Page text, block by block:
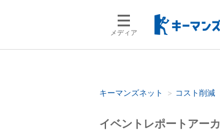
メディア
検索語を入力して
キーマンズネット コスト削減
イベントレポートアー